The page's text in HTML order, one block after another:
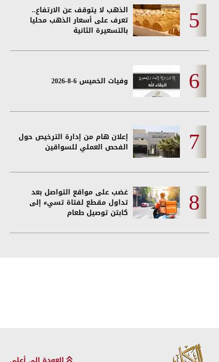
الذهب لا يتوقف عن الارتفاع..
تعرف على أسعار الذهب محليا
بالتسعيرة الثانية
وفيات الخميس 6-8-2026
إعلان هام من إدارة الترخيص حول
الفحص العملي للسواقين
غضب على مواقع التواصل بعد
تداول مقطع لفتاة تسيء إلى
كابتن توصيل طعام